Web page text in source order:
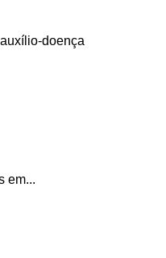
doença
em...